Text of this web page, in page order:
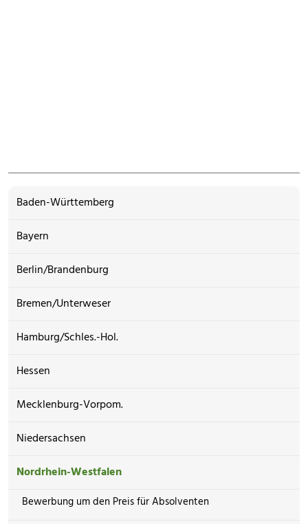
Baden-Württemberg
Bayern
Berlin/Brandenburg
Bremen/Unterweser
Hamburg/Schles.-Hol.
Hessen
Mecklenburg-Vorpom.
Niedersachsen
Nordrhein-Westfalen
Bewerbung um den Preis für Absolventen